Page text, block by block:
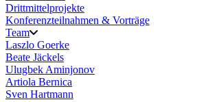
Drittmittelprojekte
Konferenzteilnahmen & Vorträge
Team
Laszlo Goerke
Beate Jäckels
Ulugbek Aminjonov
Artiola Bernica
Sven Hartmann